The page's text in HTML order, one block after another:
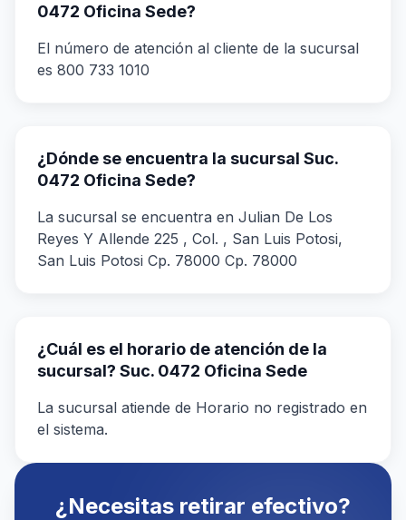
0472 Oficina Sede?
El número de atención al cliente de la sucursal
es 800 733 1010
¿Dónde se encuentra la sucursal Suc.
0472 Oficina Sede?
La sucursal se encuentra en Julian De Los
Reyes Y Allende 225 , Col. , San Luis Potosi,
San Luis Potosi Cp. 78000 Cp. 78000
¿Cuál es el horario de atención de la
sucursal? Suc. 0472 Oficina Sede
La sucursal atiende de Horario no registrado en
el sistema.
¿Necesitas retirar efectivo?